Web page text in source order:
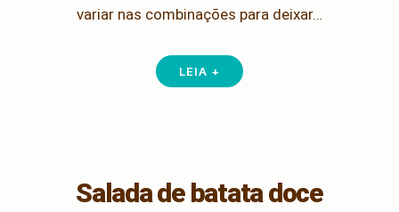
variar nas combinações para deixar…
LEIA +
Salada de batata doce